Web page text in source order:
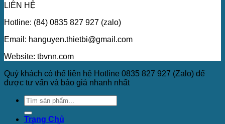
LIÊN HỆ
Hotline: (84) 0835 827 927 (zalo)
Email: hanguyen.thietbi@gmail.com
Website: tbvnn.com
Quý khách có thể liên hệ Hotline 0835 827 927 (Zalo) để
được tư vấn và báo giá nhanh nhất
Trang Chủ